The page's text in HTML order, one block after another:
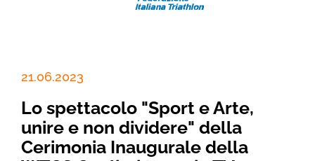
21.06.2023
Lo spettacolo "Sport e Arte,
unire e non dividere" della
Cerimonia Inaugurale della